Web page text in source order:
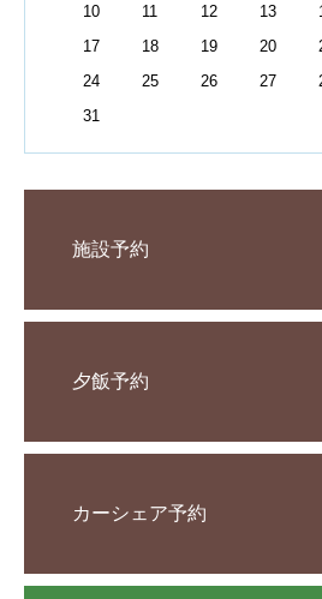
10
11 12 13
17
18 19 20
24
25 26 27
31
施設予約
夕飯予約
カーシェア予約